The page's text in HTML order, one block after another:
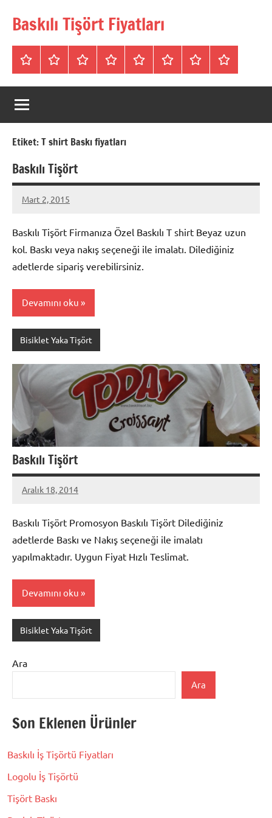
Baskılı Tişört Fiyatları
TişörtlerBisiklet
Yaka
V
Yaka
Bisiklet
Yaka
Polo
Yaka
Polo
Yaka
iletişimHakkımızda
Etiket:T shirt Baskı fiyatları
Baskılı Tişört
Mart 2, 2015
metindonmez
Baskılı Tişört Firmanıza Özel Baskılı T shirt Beyaz uzun
kol. Baskı veya nakış seçeneği ile imalatı. Dilediğiniz
adetlerde sipariş verebilirsiniz.
Devamını oku
Bisiklet Yaka Tişört
Baskılı Tişört
Aralık 18, 2014
metindonmez
Baskılı Tişört Promosyon Baskılı Tişört Dilediğiniz
adetlerde Baskı ve Nakış seçeneği ile imalatı
yapılmaktadır. Uygun Fiyat Hızlı Teslimat.
Devamını oku
Bisiklet Yaka Tişört
Ara
Ara
Son Eklenen Ürünler
Baskılı İş Tişörtü Fiyatları
Logolu İş Tişörtü
Tişört Baskı